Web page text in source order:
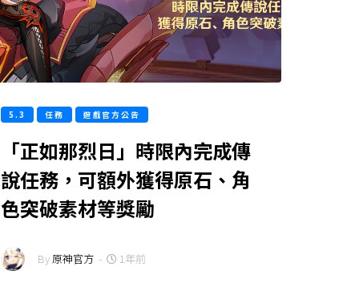
5.3 任務 遊戲官方公告
「正如那烈日」時限內完成傳
說任務，可額外獲得原石、角
色突破素材等獎勵
By原神官方 - 1年前